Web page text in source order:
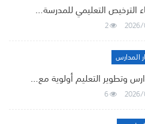
الترخيص التعليمي للمدرسة…
2
المدارس
وتطوير التعليم أولوية مع…
6